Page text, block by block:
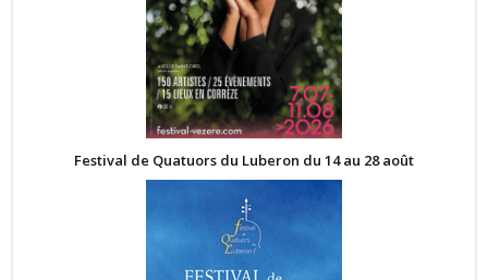
Festival de Quatuors du Luberon du 14 au 28 août